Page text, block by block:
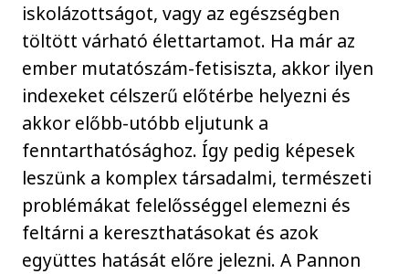
iskolázottságot, vagy az egészségben
töltött várható élettartamot. Ha már az
ember mutatószám-fetisiszta, akkor ilyen
indexeket célszerű előtérbe helyezni és
akkor előbb-utóbb eljutunk a
fenntarthatósághoz. Így pedig képesek
leszünk a komplex társadalmi, természeti
problémákat felelősséggel elemezni és
feltárni a kereszthatásokat és azok
együttes hatását előre jelezni. A Pannon